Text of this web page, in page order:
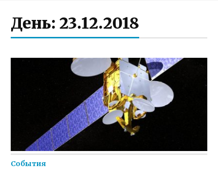
День:23.12.2018
События